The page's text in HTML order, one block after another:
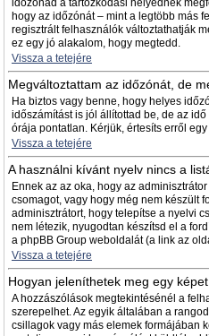
időzónád a tartózkodási helyednek
hogy az időzónát – mint a legtöbb más
regisztrált felhasználók változtathatják
ez egy jó alakalom, hogy megtedd.
Vissza a tetejére
Megváltoztattam az időzónát, de
Ha biztos vagy benne, hogy helyes
időszámítást is jól állítottad be, de az
órája pontatlan. Kérjük, értesíts erről
Vissza a tetejére
A használni kívánt nyelv nincs a
Ennek az az oka, hogy az
csomagot, vagy hogy még nem készült
adminisztrátort, hogy telepítse a nyelvi
nem létezik, nyugodtan készítsd el a
a phpBB Group weboldalát (a link az
Vissza a tetejére
Hogyan jeleníthetek meg egy
A hozzászólások megtekintésénél a
szerepelhet. Az egyik általában a
csillagok vagy más elemek formájában